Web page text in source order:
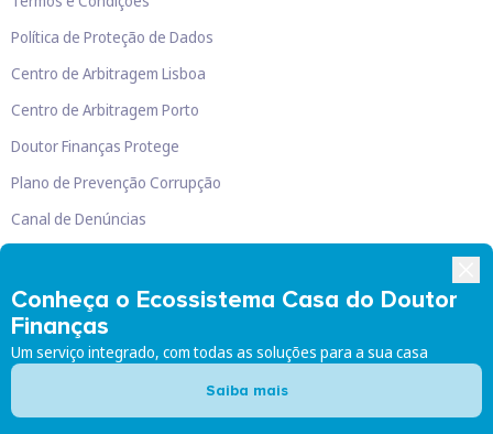
Conheça o Ecossistema Casa do Doutor
Finanças
Um serviço integrado, com todas as soluções para a sua casa
Saiba mais
Política de Proteção de Dados
Centro de Arbitragem Lisboa
Centro de Arbitragem Porto
Doutor Finanças Protege
Plano de Prevenção Corrupção
Canal de Denúncias
Doutor Finanças, Lda